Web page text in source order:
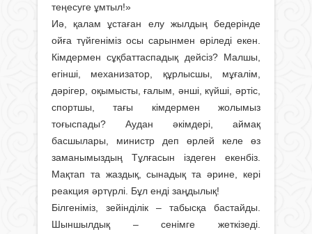
теңесуге ұмтыл!»
Иә, қалам ұстаған елу жылдың бедерінде
ойға түйгеніміз осы сарынмен өріледі екен.
Кімдермен сұқбаттаспадық дейсіз? Малшы,
егінші, механизатор, құрлысшы, мұғалім,
дәрігер, оқымысты, ғалым, әнші, күйші, әртіс,
спортшы, тағы кімдермен жолымыз
тоғыспады? Аудан әкімдері, аймақ
басшылары, министр деп өрлей келе өз
заманымыздың Тұлғасын іздеген екенбіз.
Мақтап та жаздық, сынадық та әрине, кері
реакция әртүрлі. Бұл енді заңдылық!
Білгеніміз, зейінділік – табысқа бастайды.
Шын­шылдық – сенімге жеткізеді.